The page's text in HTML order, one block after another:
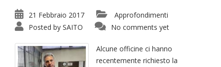
21 Febbraio 2017
Approfondimenti
Posted by SAITO No comments yet
Alcune officine ci hanno
recentemente richiesto la